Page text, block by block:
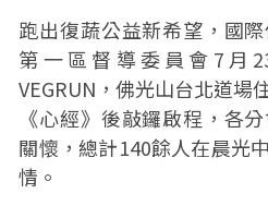
跑出復蔬公益新希望，國
第一區督導委員會7月
VEGRUN，佛光山台北道場
《心經》後敲鑼啟程，各
關懷，總計140餘人在晨光
情。